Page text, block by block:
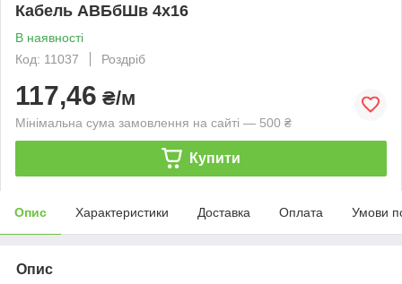
Кабель АВБбШв 4x16
В наявності
Код: 11037
Роздріб
117,46 ₴/м
Мінімальна сума замовлення на сайті — 500 ₴
Купити
Опис Характеристики Доставка Оплата Умови
Опис